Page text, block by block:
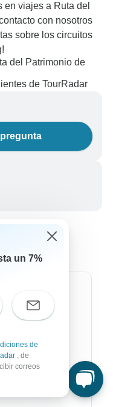
en viajes a Ruta del
con nosotros
sobre los circuitos
del Patrimonio de
de TourRadar
un 7%
de
, de
correos